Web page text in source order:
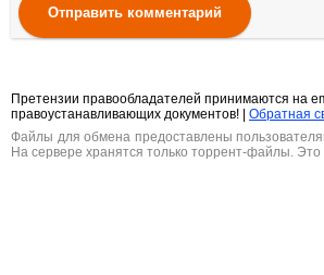
Отправить комментарий
Претензии правообладателей принимаются на
правоустанавливающих документов! |
Обратная
Файлы для обмена предоставлены
На сервере хранятся только торрент-файлы.